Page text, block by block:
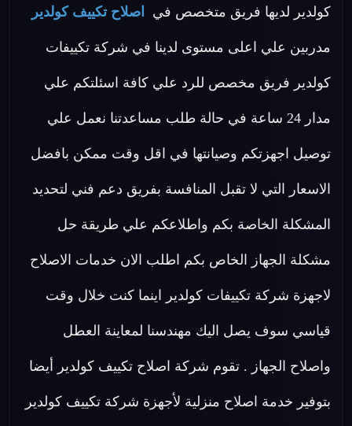
كولدير لديها فريق متخصص في اصلاح تكييف كولدير
مدربين علي اعلى مستوى لدينا في شركة تكييفات
كولدير فريق مخصص للرد علي كافة اسئلتكم علي
مدار 24 ساعة في حالة طلب مساعدتنا نعمل علي
توصيل اجهزتكم وصيانتها في اقل وقت ممكن بافضل
الاسعار التي لا تقبل المنافسة بفريق دعم فني لتحديد
المشكلة الخاصة بكم واطلاعكم علي طريقة حل
مشكلة الجهاز الخاص بكم اطلب الان خدمات الاصلاح
لاجهزة شركة تكييفات كولدير اينما كنت خلال وقت
قياسي سوف يصل اليك مهندسنا لمعاينة العطل
واصلاح الجهاز . تقوم شركة اصلاح تكييف كولدير أيضا
بتوفير خدمة اصلاح منزلية لأجهزة شركة تكييف كولدير